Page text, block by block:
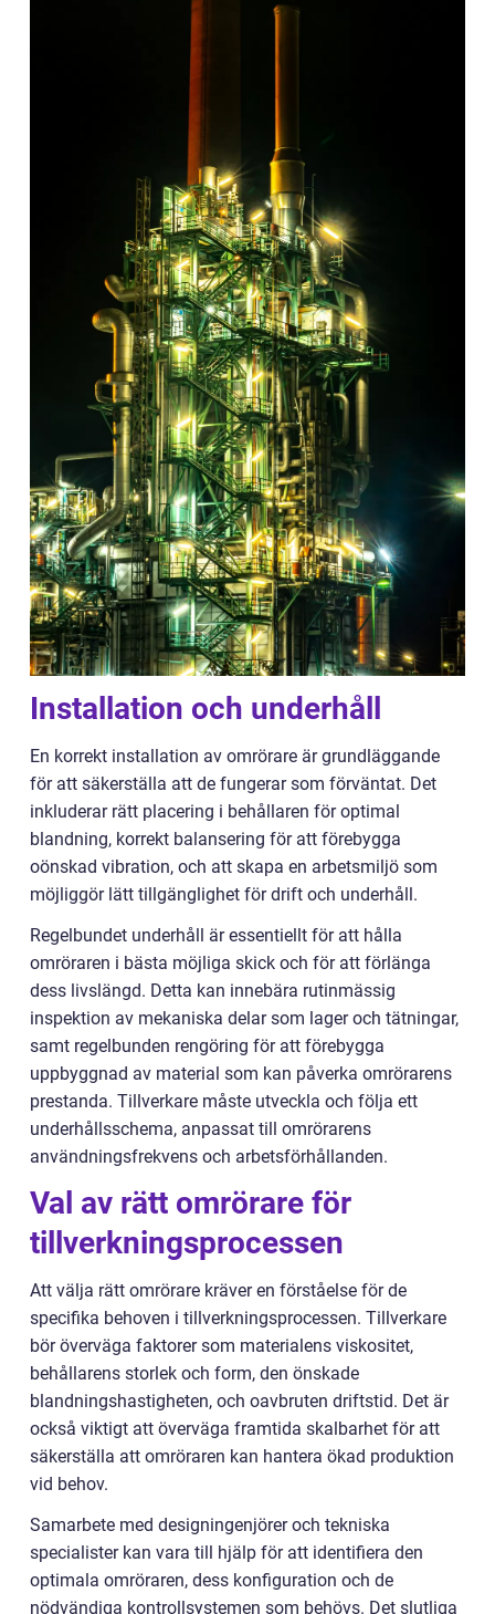
Installation och underhåll
En korrekt installation av omrörare är grundläggande
för att säkerställa att de fungerar som förväntat. Det
inkluderar rätt placering i behållaren för optimal
blandning, korrekt balansering för att förebygga
oönskad vibration, och att skapa en arbetsmiljö som
möjliggör lätt tillgänglighet för drift och underhåll.
Regelbundet underhåll är essentiellt för att hålla
omröraren i bästa möjliga skick och för att förlänga
dess livslängd. Detta kan innebära rutinmässig
inspektion av mekaniska delar som lager och tätningar,
samt regelbunden rengöring för att förebygga
uppbyggnad av material som kan påverka omrörarens
prestanda. Tillverkare måste utveckla och följa ett
underhållsschema, anpassat till omrörarens
användningsfrekvens och arbetsförhållanden.
Val av rätt omrörare för
tillverkningsprocessen
Att välja rätt omrörare kräver en förståelse för de
specifika behoven i tillverkningsprocessen. Tillverkare
bör överväga faktorer som materialens viskositet,
behållarens storlek och form, den önskade
blandningshastigheten, och oavbruten driftstid. Det är
också viktigt att överväga framtida skalbarhet för att
säkerställa att omröraren kan hantera ökad produktion
vid behov.
Samarbete med designingenjörer och tekniska
specialister kan vara till hjälp för att identifiera den
optimala omröraren, dess konfiguration och de
nödvändiga kontrollsystemen som behövs. Det slutliga